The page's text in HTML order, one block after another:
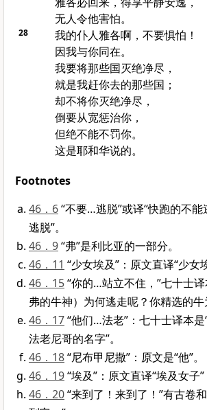
无人令他害怕。
28 我的仆人雅各啊，不要惧怕！
因我与你同在。
我要将那些国灭绝净尽，
就是我赶你去的那些国；
却不将你灭绝净尽，
倒要从宽惩治你，
但绝不能不罚你。
这是耶和华说的。
Footnotes
46．6“不要…逃脱”或译“快跑的不
逃脱”。
46．9“弗”是利比亚的一部分。
46．11 “少女埃及”：原文直译“少女
46．15“你的…站立不住，”七十士
弗的牛神）为何逃走呢？你精选的
46．17“他们…法老”：七十士译本
法老尼哥的名字”。
46．18“尼布甲尼撒”：原文是“他”。
46．19“埃及”：原文直译“埃及女子”
46．20“来到了！来到了！”有古卷